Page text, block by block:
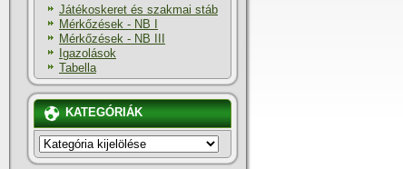
Játékoskeret és szakmai stáb
Mérkőzések - NB I
Mérkőzések - NB III
Igazolások
Tabella
KATEGÓRIÁK
KATEGÓRIÁK